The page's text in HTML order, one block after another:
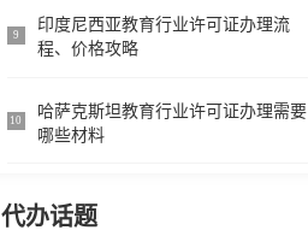
9
印度尼西亚教育行业许可证办理流
程、价格攻略
10
哈萨克斯坦教育行业许可证办理需要
哪些材料
代办话题